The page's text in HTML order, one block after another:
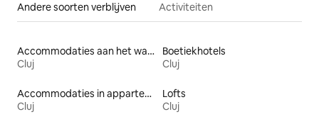
Andere soorten verblijven Activiteiten
Accommodaties aan het water
Cluj
Boetiekhotels
Cluj
Accommodaties in appartementen met diensten
Cluj
Lofts
Cluj